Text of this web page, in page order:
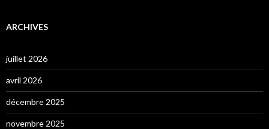
ARCHIVES
juillet 2026
avril 2026
décembre 2025
novembre 2025